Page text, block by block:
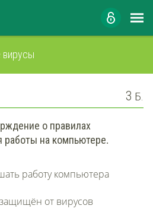
3 Б.
о правилах
работы на компьютере.
работу компьютера
от вирусов